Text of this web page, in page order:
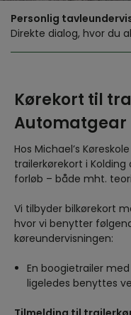
Personlig
Direkte dialog, hvor du
Kørekort til
Automatgear
Hos Michael’s
trailerkørekort i
forløb – både mht.
Vi tilbyder bilkørekort
hvor vi benytter
køreundervisningen:
En boogietrailer
ligeledes benyttes